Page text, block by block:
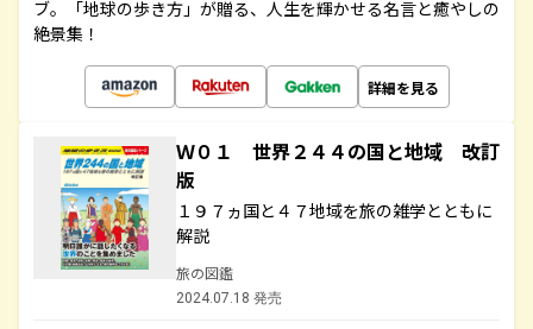
ブ。「地球の歩き方」が贈る、人生を輝かせる名言と癒やしの
絶景集！
詳細を見る
Ｗ０１ 世界２４４の国と地域 改訂
版
１９７ヵ国と４７地域を旅の雑学とともに
解説
旅の図鑑
2024.07.18 発売